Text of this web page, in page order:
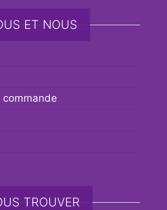
ET NOUS
TROUVER